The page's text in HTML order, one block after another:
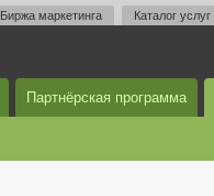
Биржа маркетинга Каталог услуг
Партнёрская программа